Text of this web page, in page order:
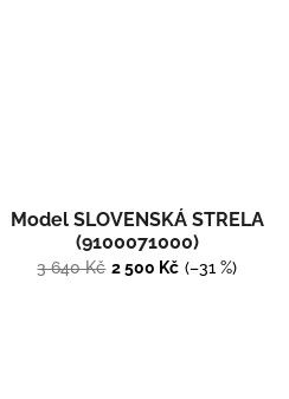
Model SLOVENSKÁ STRELA
(9100071000)
3 640 Kč 2 500 Kč (–31 %)